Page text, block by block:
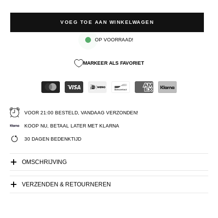
VOEG TOE AAN WINKELWAGEN
OP VOORRAAD!
MARKEER ALS FAVORIET
VOOR 21:00 BESTELD, VANDAAG VERZONDEN!
KOOP NU, BETAAL LATER MET KLARNA
30 DAGEN BEDENKTIJD
OMSCHRIJVING
VERZENDEN & RETOURNEREN